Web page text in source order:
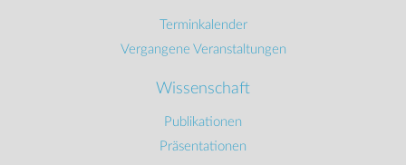
Terminkalender
Vergangene Veranstaltungen
Wissenschaft
Publikationen
Präsentationen